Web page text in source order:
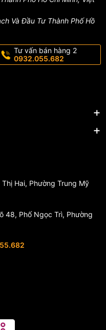
Và Đầu Tư Thành Phố Hồ
Tư vấn bán hàng 2
0932.055.682
Thị Hai, Phường Trung Mỹ
48, Phố Ngọc Trì, Phường